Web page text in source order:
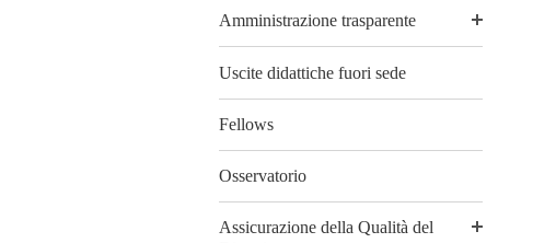
Amministrazione trasparente
Uscite didattiche fuori sede
Fellows
Osservatorio
Assicurazione della Qualità del